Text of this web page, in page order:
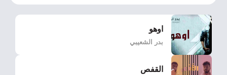
اوهو
بدر الشعيبي
القفص